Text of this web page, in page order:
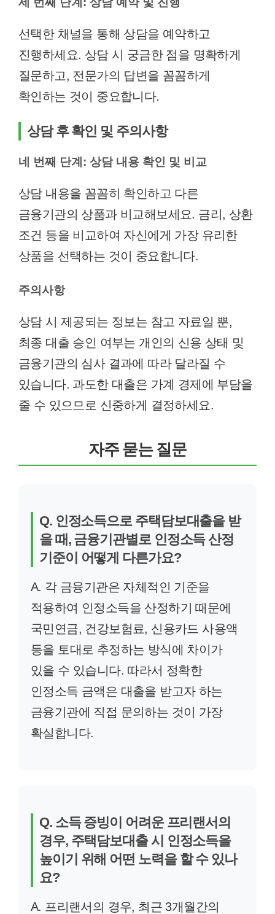
선택한 채널을 통해 상담을 예약하고
진행하세요. 상담 시 궁금한 점을 명확하게
질문하고, 전문가의 답변을 꼼꼼하게
확인하는 것이 중요합니다.
상담 후 확인 및 주의사항
네 번째 단계: 상담 내용 확인 및 비교
상담 내용을 꼼꼼히 확인하고 다른
금융기관의 상품과 비교해보세요. 금리, 상환
조건 등을 비교하여 자신에게 가장 유리한
상품을 선택하는 것이 중요합니다.
주의사항
상담 시 제공되는 정보는 참고 자료일 뿐,
최종 대출 승인 여부는 개인의 신용 상태 및
금융기관의 심사 결과에 따라 달라질 수
있습니다. 과도한 대출은 가계 경제에 부담을
줄 수 있으므로 신중하게 결정하세요.
자주 묻는 질문
Q. 인정소득으로 주택담보대출을 받
을 때, 금융기관별로 인정소득 산정
기준이 어떻게 다른가요?
A. 각 금융기관은 자체적인 기준을
적용하여 인정소득을 산정하기 때문에
국민연금, 건강보험료, 신용카드 사용액
등을 토대로 추정하는 방식에 차이가
있을 수 있습니다. 따라서 정확한
인정소득 금액은 대출을 받고자 하는
금융기관에 직접 문의하는 것이 가장
확실합니다.
Q. 소득 증빙이 어려운 프리랜서의
경우, 주택담보대출 시 인정소득을
높이기 위해 어떤 노력을 할 수 있나
요?
A. 프리랜서의 경우, 최근 3개월간의